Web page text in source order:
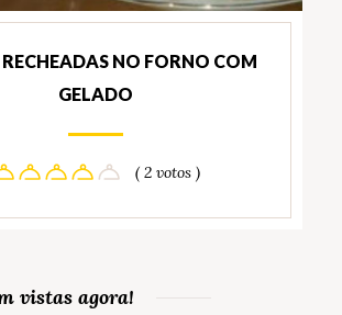
NO FORNO COM
GELADO
( 2 votos )
vistas agora!